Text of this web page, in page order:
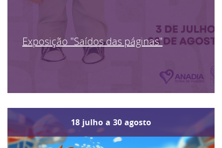
Exposição "Saídos das páginas"
18 julho a 30 agosto